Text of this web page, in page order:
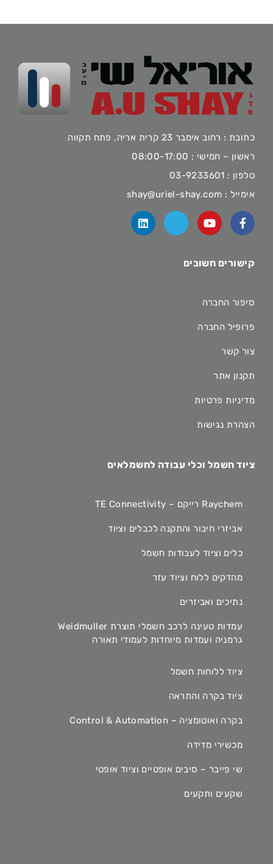
כתובת : רחוב אימבר 23 קרית אריה, פתח תקווה
ראשון – חמישי : 08:00-17:00
טלפון : 03-9233601
אימייל : shay@uriel-shay.com
קישורים חשובים
סיפור החברה
פרופיל החברה
צור קשר
תקנון אתר
מדיניות פרטיות
הצהרת נגישות
ציוד חשמל וכלי עבודה לחשמלאים
Raychem רייקם – TE Connectivity
אביזרי חיבור והתקנה לכבלים וציוד
כלים וציוד לעבודות חשמל
מהדקים ללוח וציוד עזר
נתיכים ואביזרים
עמדות טעינה לרכב חשמלי תוצרת Weidmuller
גרמניה ועמדות מיוחדות לעמודי תאורה
ציוד ללוחות חשמל
ציוד בקרה והתראה
בקרה ואוטומציה – Control & Automation
מכשירי מדידה
שי פייבר – סיבים אופטיים וציוד אופטי
שקעים ותקעים